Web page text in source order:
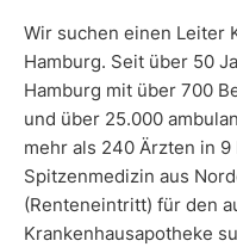
Wir suchen einen Leiter
Hamburg. Seit über 50
Hamburg mit über 700
und über 25.000
mehr als 240 Ärzten in
Spitzenmedizin aus
(Renteneintritt) für den
Krankenhausapotheke